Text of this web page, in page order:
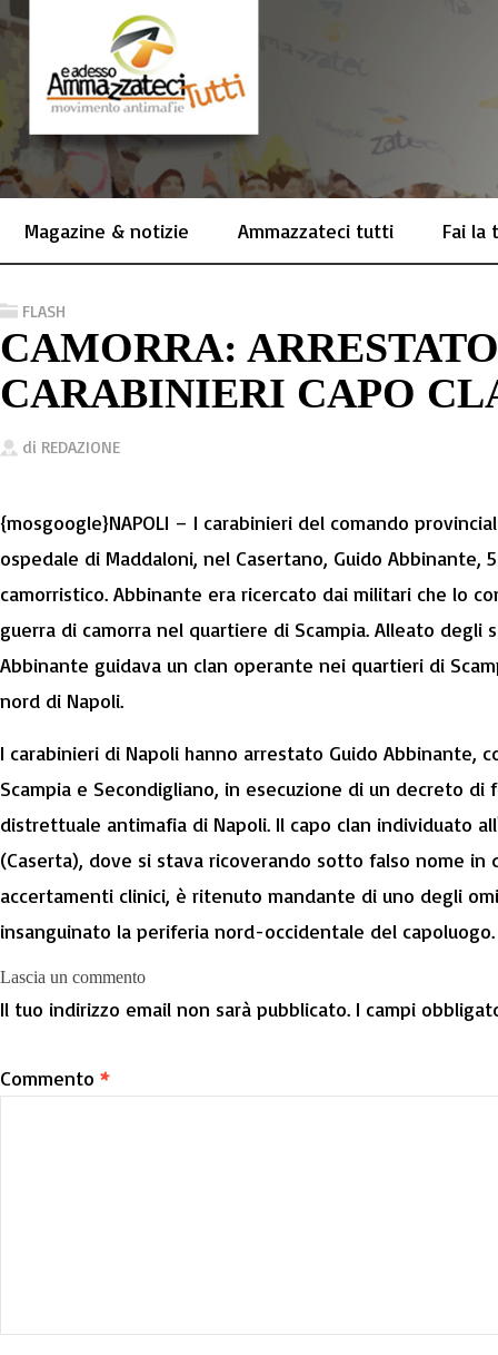
Magazine & notizie Ammazzateci tutti Fai la
FLASH
CAMORRA:
CARABINIERI CAPO
di REDAZIONE
{mosgoogle}NAPOLI – I carabinieri del comando
ospedale di Maddaloni, nel Casertano, Guido Abbinante,
camorristico. Abbinante era ricercato dai militari che lo
guerra di camorra nel quartiere di Scampia. Alleato degli
Abbinante guidava un clan operante nei quartieri di
nord di Napoli.
I carabinieri di Napoli hanno arrestato Guido Abbinante,
Scampia e Secondigliano, in esecuzione di un decreto di
distrettuale antimafia di Napoli. Il capo clan individuato
(Caserta), dove si stava ricoverando sotto falso nome
accertamenti clinici, è ritenuto mandante di uno degli
insanguinato la periferia nord-occidentale del capoluogo.
Lascia un commento
Il tuo indirizzo email non sarà pubblicato. I campi
Commento *